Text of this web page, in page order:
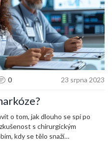
0 23 srpna 2023
o tom, jak dlouho se spí po
s chirurgickým
kdy se tělo snaží